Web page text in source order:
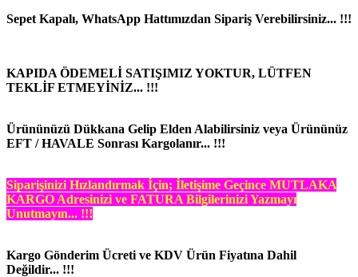
Sepet Kapalı, WhatsApp Hattımızdan Sipariş Verebilirsiniz... !!!
KAPIDA ÖDEMELİ SATIŞIMIZ YOKTUR, LÜTFEN
TEKLİF ETMEYİNİZ... !!!
Ürününüzü Dükkana Gelip Elden Alabilirsiniz veya Ürününüz
EFT / HAVALE Sonrası Kargolanır... !!!
Siparişinizi Hızlandırmak İçin; İletişime Geçince MUTLAKA
KARGO Adresinizi ve FATURA Bilgilerinizi Yazmayı
Unutmayın... !!!
Kargo Gönderim Ücreti ve KDV Ürün Fiyatına Dahil
Değildir... !!!